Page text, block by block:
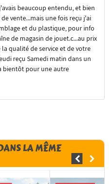
beaucoup entendu, et bien
vente...mais une fois reçu j'ai
et du plastique, pour info
de magasin de jouet.c...au prix
qualité de service et de votre
reçu Samedi matin dans un
bientôt pour une autre
LA MÊME